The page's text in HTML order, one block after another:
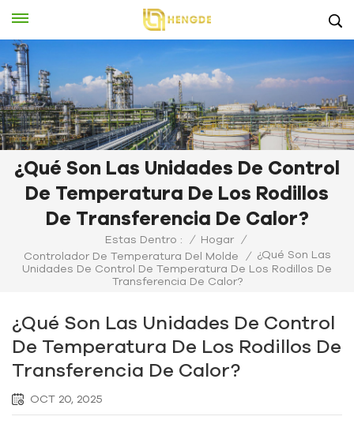
¿Qué Son Las Unidades De Control
De Temperatura De Los Rodillos
De Transferencia De Calor?
Estas Dentro : / Hogar /
Controlador De Temperatura Del Molde
/
¿Qué Son Las
Unidades De Control De Temperatura De Los Rodillos De
Transferencia De Calor?
¿Qué Son Las Unidades De Control
De Temperatura De Los Rodillos De
Transferencia De Calor?
OCT 20, 2025